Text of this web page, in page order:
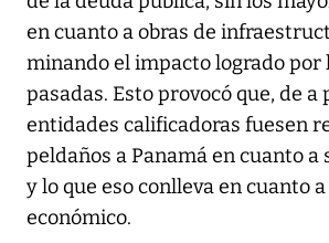
en cuanto a obras de
minando el impacto logrado por
pasadas. Esto provocó que, de a
entidades calificadoras fuesen
peldaños a Panamá en cuanto a
y lo que eso conlleva en cuanto
económico.